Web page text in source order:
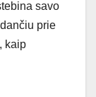
savo
prie
kaip